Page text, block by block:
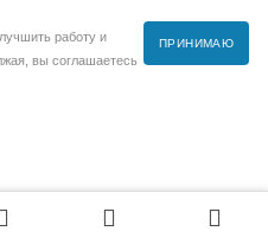
работу и
вы соглашаетесь
ПРИНИМАЮ